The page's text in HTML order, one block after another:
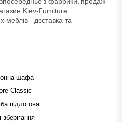
Kiev-Furniture.
меблів - доставка та
шафа
Classic
підлогова
зберігання